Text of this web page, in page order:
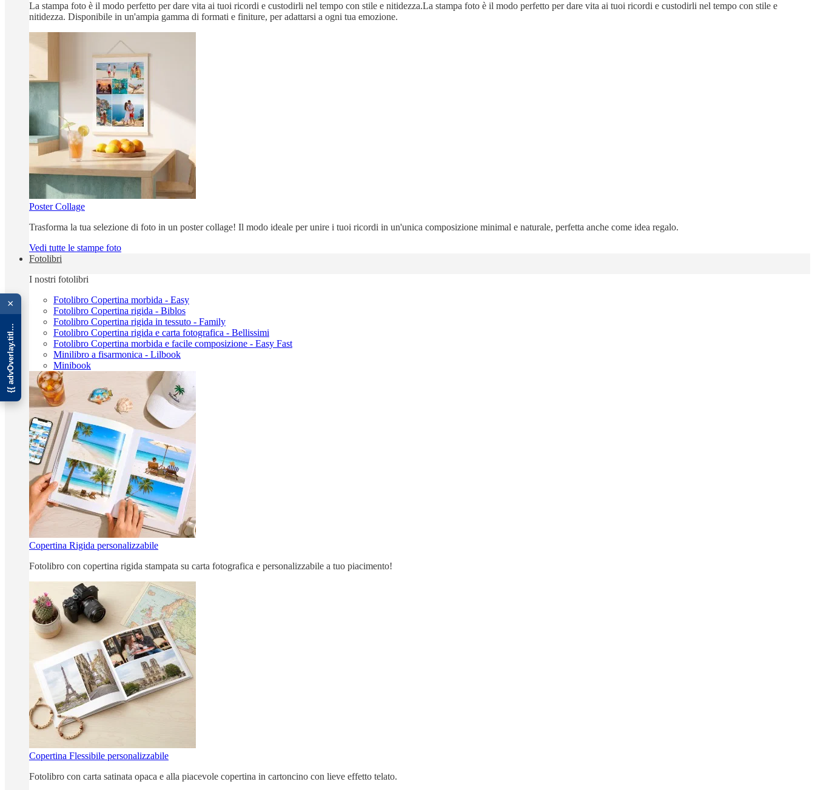
La stampa foto è il modo perfetto per dare vita ai tuoi ricordi e custodirli nel tempo con stile e nitidezza.La stampa foto è il modo perfetto per dare vita ai tuoi ricordi e custodirli nel tempo con stile e
nitidezza. Disponibile in un'ampia gamma di formati e finiture, per adattarsi a ogni tua emozione.
Poster Collage
Trasforma la tua selezione di foto in un poster collage! Il modo ideale per unire i tuoi ricordi in un'unica composizione minimal e naturale, perfetta anche come idea regalo.
Vedi tutte le stampe foto
Fotolibri
I nostri fotolibri
Fotolibro Copertina morbida - Easy
Fotolibro Copertina rigida - Biblos
Fotolibro Copertina rigida in tessuto - Family
Fotolibro Copertina rigida e carta fotografica - Bellissimi
Fotolibro Copertina morbida e facile composizione - Easy Fast
Minilibro a fisarmonica - Lilbook
Minibook
Copertina Rigida personalizzabile
Fotolibro con copertina rigida stampata su carta fotografica e personalizzabile a tuo piacimento!
Copertina Flessibile personalizzabile
Fotolibro con carta satinata opaca e alla piacevole copertina in cartoncino con lieve effetto telato.
×
{{ advOverlay.title || 'Promo' }}